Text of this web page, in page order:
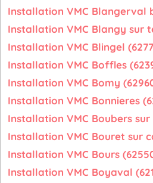
Installation VMC Blangerval
Installation VMC Blangy sur
Installation VMC Blingel
Installation VMC Boffles
Installation VMC Bomy
Installation VMC Bonnieres
Installation VMC Boubers sur
Installation VMC Bouret sur
Installation VMC Bours
Installation VMC Boyaval